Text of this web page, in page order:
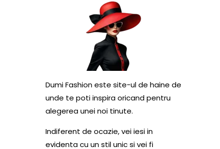
Dumi Fashion este site-ul de haine de
unde te poti inspira oricand pentru
alegerea unei noi tinute.
Indiferent de ocazie, vei iesi in
evidenta cu un stil unic si vei fi